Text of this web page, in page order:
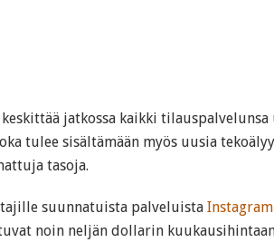
jatkossa kaikki tilauspalvelunsa
tulee sisältämään myös uusia
tasoja.
suunnatuista palveluista
noin neljän dollarin